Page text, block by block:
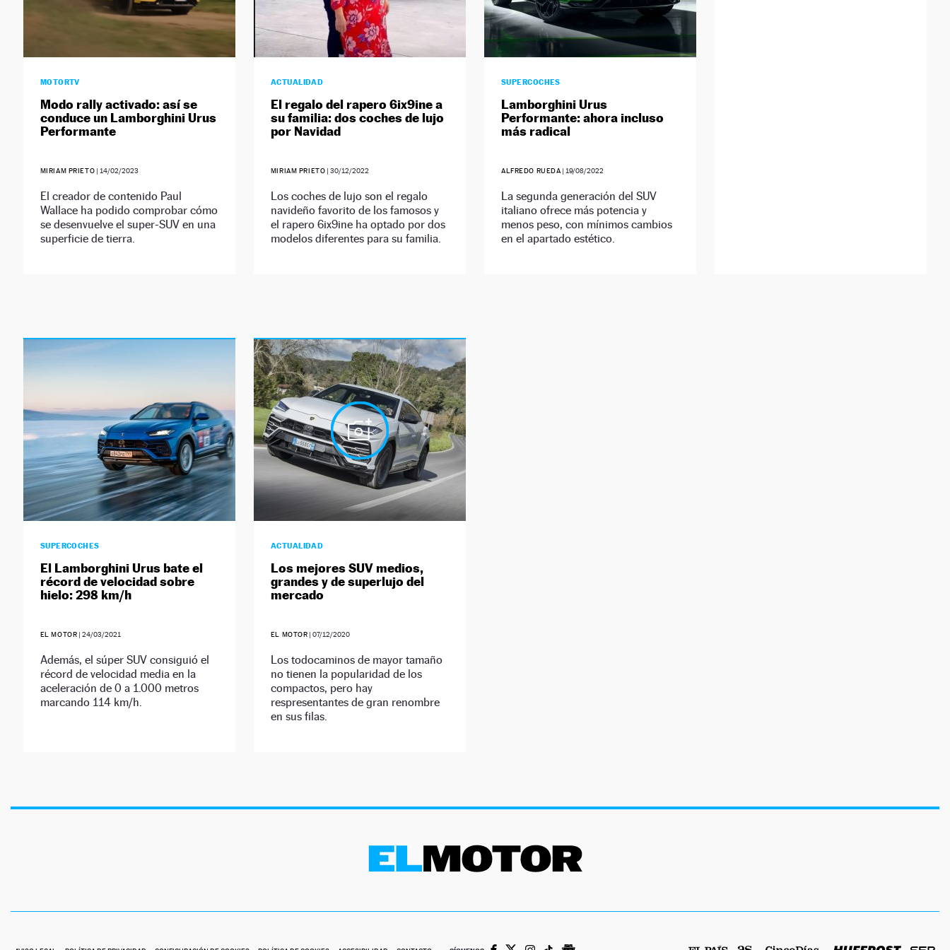
MOTORTV
Modo rally activado: así se
conduce un Lamborghini Urus
Performante
MIRIAM PRIETO | 14/02/2023
El creador de contenido Paul
Wallace ha podido comprobar cómo
se desenvuelve el super-SUV en una
superficie de tierra.
ACTUALIDAD
El regalo del rapero 6ix9ine a
su familia: dos coches de lujo
por Navidad
MIRIAM PRIETO |30/12/2022
Los coches de lujo son el regalo
navideño favorito de los famosos y
el rapero 6ix9ine ha optado por dos
modelos diferentes para su familia.
SUPERCOCHES
Lamborghini Urus
Performante: ahora incluso
más radical
ALFREDO RUEDA | 19/08/2022
La segunda generación del SUV
italiano ofrece más potencia y
menos peso, con mínimos cambios
en el apartado estético.
SUPERCOCHES
El Lamborghini Urus bate el
récord de velocidad sobre
hielo: 298 km/h
EL MOTOR |24/03/2021
Además, el súper SUV consiguió el
récord de velocidad media en la
aceleración de 0 a 1.000 metros
marcando 114 km/h.
ACTUALIDAD
Los mejores SUV medios,
grandes y de superlujo del
mercado
EL MOTOR |07/12/2020
Los todocaminos de mayor tamaño
no tienen la popularidad de los
compactos, pero hay
respresentantes de gran renombre
en sus filas.